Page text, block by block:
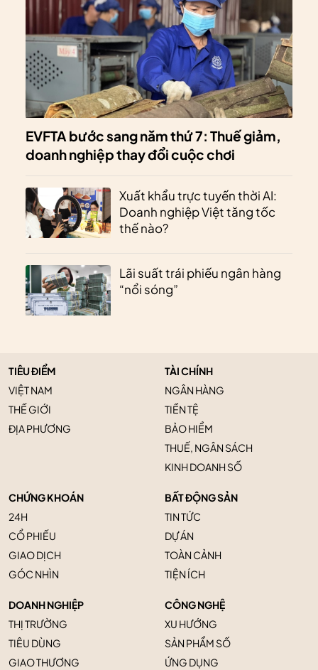
EVFTA bước sang năm thứ 7: Thuế giảm,
doanh nghiệp thay đổi cuộc chơi
Xuất khẩu trực tuyến thời AI:
Doanh nghiệp Việt tăng tốc
thế nào?
Lãi suất trái phiếu ngân hàng
“nổi sóng”
TIÊU ĐIỂM
VIỆT NAM
THẾ GIỚI
ĐỊA PHƯƠNG
TÀI CHÍNH
NGÂN HÀNG
TIỀN TỆ
BẢO HIỂM
THUẾ, NGÂN SÁCH
KINH DOANH SỐ
CHỨNG KHOÁN
24H
CỔ PHIẾU
GIAO DỊCH
GÓC NHÌN
BẤT ĐỘNG SẢN
TIN TỨC
DỰ ÁN
TOÀN CẢNH
TIỆN ÍCH
DOANH NGHIỆP
THỊ TRƯỜNG
TIÊU DÙNG
GIAO THƯƠNG
CÔNG NGHỆ
XU HƯỚNG
SẢN PHẨM SỐ
ỨNG DỤNG